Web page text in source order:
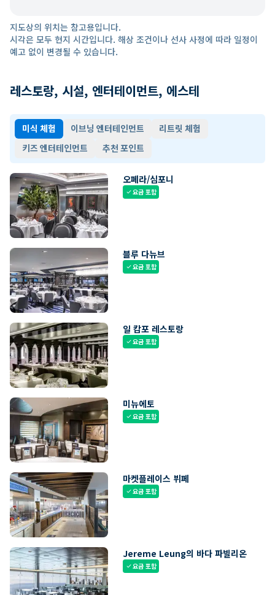
지도상의 위치는 참고용입니다.
시각은 모두 현지 시간입니다. 해상 조건이나 선사 사정에 따라 일정이
예고 없이 변경될 수 있습니다.
레스토랑, 시설, 엔터테이먼트, 에스테
미식 체험 이브닝 엔터테인먼트
리트릿 체험
키즈 엔터테인먼트
추천 포인트
오페라/심포니
check요금 포함
블루 다뉴브
check요금 포함
일 캄포 레스토랑
check요금 포함
미뉴에토
check요금 포함
마켓플레이스 뷔페
check요금 포함
Jereme Leung의 바다 파빌리온
check요금 포함